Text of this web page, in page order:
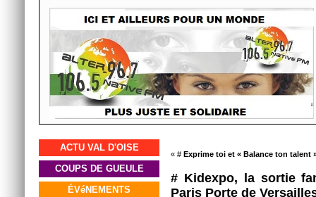
ACTU VAL D'OISE
COUPS DE GUEULE
ÉVéNEMENTS
« # Exprime toi et « Balance ton talent
# Kidexpo, la sortie
Paris Porte de